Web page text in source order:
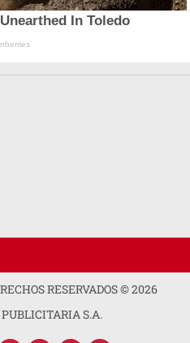
In Toledo
RESERVADOS ©2026
S.A.